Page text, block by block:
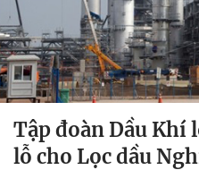
Tập đoàn Dầu Khí
lỗ cho Lọc dầu